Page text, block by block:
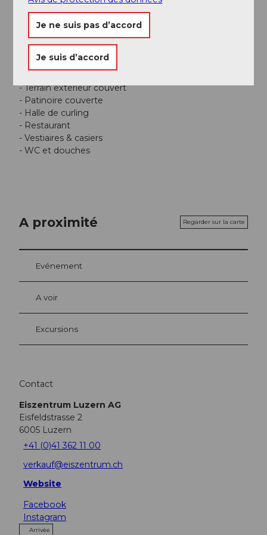
Facebook
Instagram
Informations supplémentaires
- Terrain extérieur couvert
- Patinoire couverte
- Halle de curling
- Restaurant
- Vestiaires & casiers
- WC et douches
A proximité Regarder sur la carte
Evénement
A voir
Excursions
Contact
Eiszentrum Luzern AG
Eisfeldstrasse 2
6005 Luzern
+41 (0)41 362 11 00
verkauf@eiszentrum.ch
Website
Facebook
Instagram
Arrivée
Je ne suis pas d’accord
Je suis d’accord